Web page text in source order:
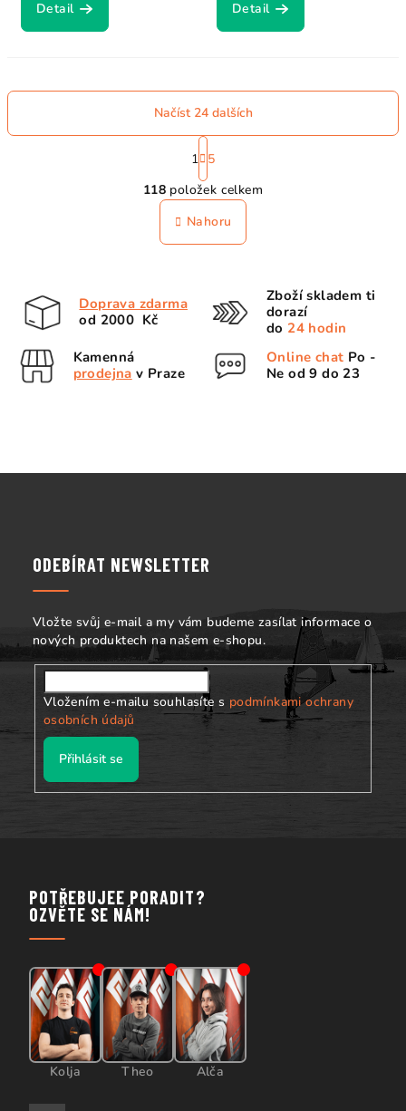
Detail Detail
O
v
l
á
ý
Načíst 24 dalších
S
t
r
á
n
k
o
1 5
118 položek celkem
Nahoru
Doprava zdarma
od 2000 Kč
Zboží skladem ti
dorazí
do 24 hodin
Kamenná
prodejna v Praze
Online chat Po -
Ne od 9 do 23
ODEBÍRAT NEWSLETTER
Vložte svůj e-mail a my vám budeme zasílat informace o
nových produktech na našem e-shopu.
Vložením e-mailu souhlasíte s podmínkami ochrany
osobních údajů
Přihlásit se
POTŘEBUJEE PORADIT?
OZVĚTE SE NÁM!
Kolja Theo Alča